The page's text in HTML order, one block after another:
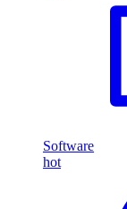
Software
hot